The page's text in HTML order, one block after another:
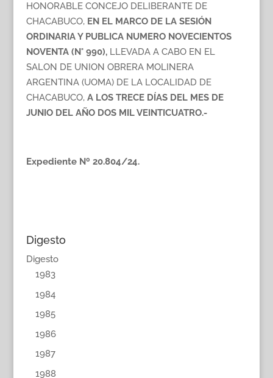
HONORABLE CONCEJO DELIBERANTE DE
CHACABUCO, EN EL MARCO DE LA SESIÓN
ORDINARIA Y PUBLICA NUMERO NOVECIENTOS
NOVENTA (N° 990), LLEVADA A CABO EN EL
SALON DE UNION OBRERA MOLINERA
ARGENTINA (UOMA) DE LA LOCALIDAD DE
CHACABUCO, A LOS TRECE DÍAS DEL MES DE
JUNIO DEL AÑO DOS MIL VEINTICUATRO.-
Expediente Nº 20.804/24.
Digesto
Digesto
1983
1984
1985
1986
1987
1988